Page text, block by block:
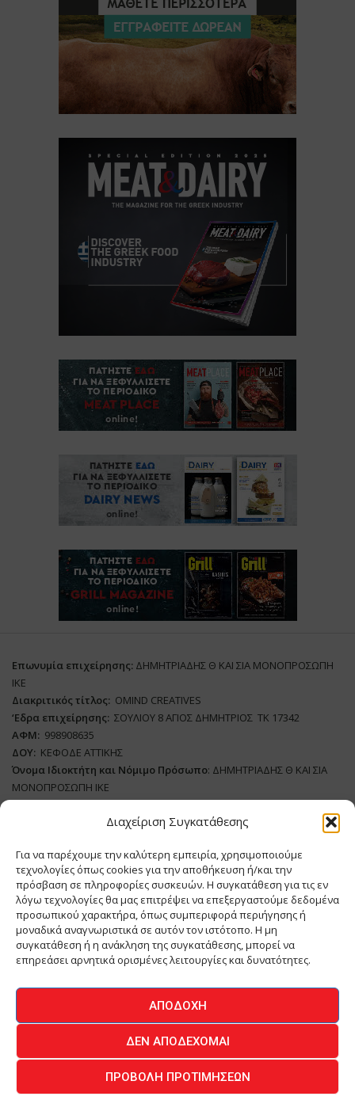
Διαχείριση Συγκατάθεσης
Για να παρέχουμε την καλύτερη εμπειρία, χρησιμοποιούμε
τεχνολογίες όπως cookies για την αποθήκευση ή/και την
πρόσβαση σε πληροφορίες συσκευών. Η συγκατάθεση για τις εν
λόγω τεχνολογίες θα μας επιτρέψει να επεξεργαστούμε δεδομένα
προσωπικού χαρακτήρα, όπως συμπεριφορά περιήγησης ή
μοναδικά αναγνωριστικά σε αυτόν τον ιστότοπο. Η μη
συγκατάθεση ή η ανάκληση της συγκατάθεσης, μπορεί να
επηρεάσει αρνητικά ορισμένες λειτουργίες και δυνατότητες.
ΑΠΟΔΟΧΉ
ΔΕΝ ΑΠΟΔΈΧΟΜΑΙ
ΠΡΟΒΟΛΉ ΠΡΟΤΙΜΉΣΕΩΝ
Επωνυμία επιχείρησης: ΔΗΜΗΤΡΙΑΔΗΣ Θ ΚΑΙ ΣΙΑ ΜΟΝΟΠΡΟΣΩΠΗ
ΙΚΕ
Διακριτικός τίτλος: ΟΜΙΝD CREATIVES
‘Eδρα επιχείρησης: ΣΟΥΛΙΟΥ 8 ΑΓΙΟΣ ΔΗΜΗΤΡΙΟΣ ΤΚ 17342
ΑΦΜ: 998908635
ΔΟΥ: ΚΕΦΟΔΕ ΑΤΤΙΚΗΣ
Όνομα Ιδιοκτήτη και Νόμιμο Πρόσωπο: ΔΗΜΗΤΡΙΑΔΗΣ Θ ΚΑΙ ΣΙΑ
ΜΟΝΟΠΡΟΣΩΠΗ ΙΚΕ
Διευθυντής Σύνταξης:ΑΘΑΝΑΣΙΟΣ ΑΝΤΩΝΙΟΥ
ΔικαιούχοςDomain:ΔΗΜΗΤΡΙΑΔΗΣ Θ ΚΑΙ ΣΙΑ ΜΟΝΟΠΡΟΣΩΠΗ ΙΚΕ
Διευθυντής: ΕΥΘΥΜΙΑΤΟΥ ΜΑΡΙΑ
Διαχειριστής:
ΕΥΘΥΜΙΑΤΟΥ ΜΑΡΙΑ
Δήλωση Συμμόρφωσης
ΕΠΙΚΟΙΝΩΝΙΑ
© 2026 - All Rights Reserved -Πολιτική Απορρήτου